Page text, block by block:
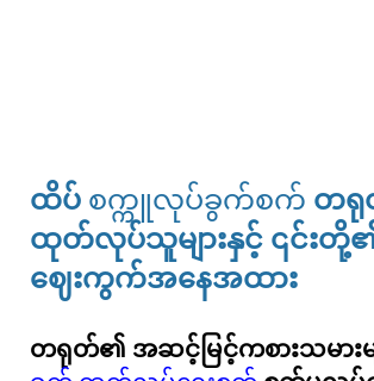
ထိပ် စက္ကူလုပ်ခွက်စက် တရု
ထုတ်လုပ်သူများနှင့် ၎င်းတို့
ဈေးကွက်အနေအထား
တရုတ်၏ အဆင့်မြင့်ကစားသမားမ